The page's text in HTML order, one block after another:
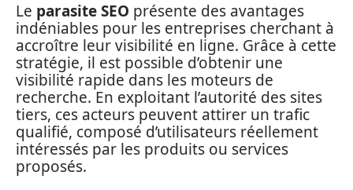
Le parasite SEO présente des avantages
indéniables pour les entreprises cherchant à
accroître leur visibilité en ligne. Grâce à cette
stratégie, il est possible d’obtenir une
visibilité rapide dans les moteurs de
recherche. En exploitant l’autorité des sites
tiers, ces acteurs peuvent attirer un trafic
qualifié, composé d’utilisateurs réellement
intéressés par les produits ou services
proposés.